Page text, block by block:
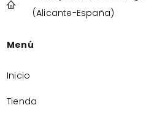
(Alicante-España)
Menú
Inicio
Tienda